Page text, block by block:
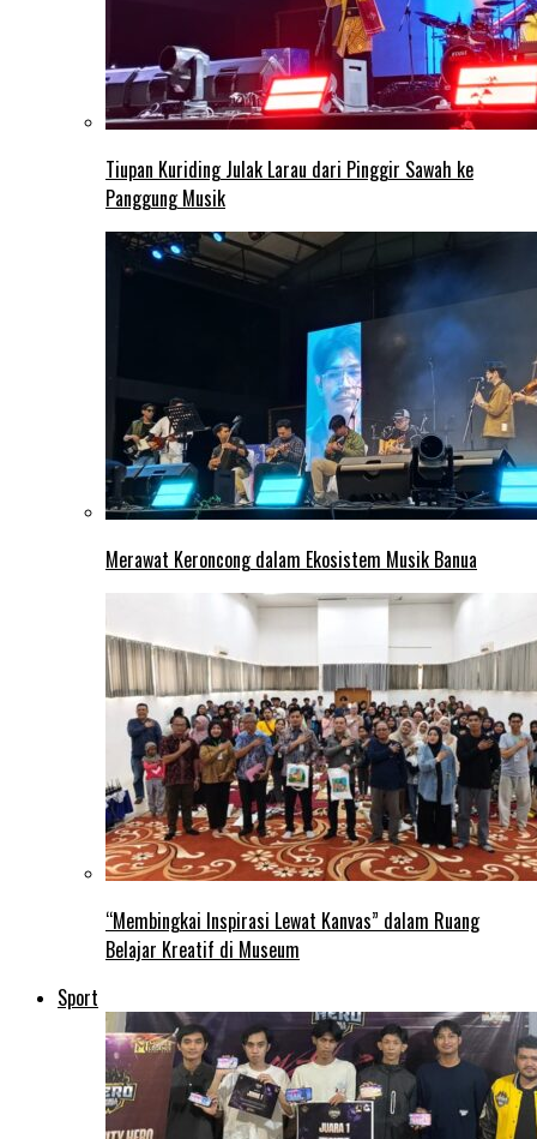
Tiupan Kuriding Julak Larau dari Pinggir Sawah ke
Panggung Musik
Merawat Keroncong dalam Ekosistem Musik Banua
“Membingkai Inspirasi Lewat Kanvas” dalam Ruang
Belajar Kreatif di Museum
Sport